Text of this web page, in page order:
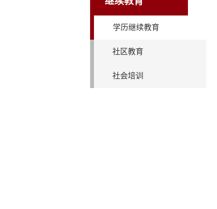
学历继续教育
社区教育
社会培训